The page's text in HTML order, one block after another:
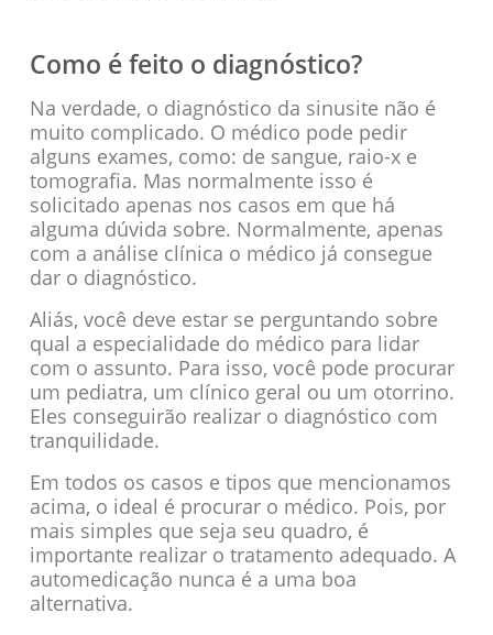
Como é feito o diagnóstico?
Na verdade, o diagnóstico da sinusite não é
muito complicado. O médico pode pedir
alguns exames, como: de sangue, raio-x e
tomografia. Mas normalmente isso é
solicitado apenas nos casos em que há
alguma dúvida sobre. Normalmente, apenas
com a análise clínica o médico já consegue
dar o diagnóstico.
Aliás, você deve estar se perguntando sobre
qual a especialidade do médico para lidar
com o assunto. Para isso, você pode procurar
um pediatra, um clínico geral ou um otorrino.
Eles conseguirão realizar o diagnóstico com
tranquilidade.
Em todos os casos e tipos que mencionamos
acima, o ideal é procurar o médico. Pois, por
mais simples que seja seu quadro, é
importante realizar o tratamento adequado. A
automedicação nunca é a uma boa
alternativa.